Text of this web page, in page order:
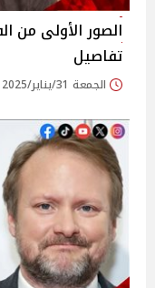
الصور الأولى من
تفاصيل
الجمعة 31/يناير/2025 - 04:50 م